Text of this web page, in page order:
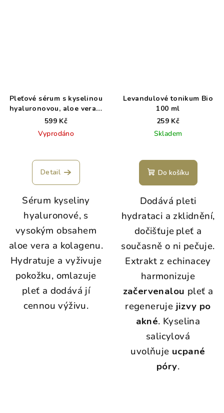
Pleťové sérum s kyselinou
hyaluronovou, aloe vera a
kolagenem
599 Kč
Vyprodáno
Detail
Sérum kyseliny
hyaluronové, s
vysokým obsahem
aloe vera a kolagenu.
Hydratuje a vyživuje
pokožku, omlazuje
pleť a dodává jí
cennou výživu.
Levandulové tonikum Bio
100 ml
259 Kč
Skladem
Do košíku
Dodává pleti
hydrataci a zklidnění,
dočišťuje pleť a
současně o ni pečuje.
Extrakt z echinacey
harmonizuje
začervenalou pleť a
regenerujejizvy po
akné. Kyselina
salicylová
uvolňuje ucpané
póry.